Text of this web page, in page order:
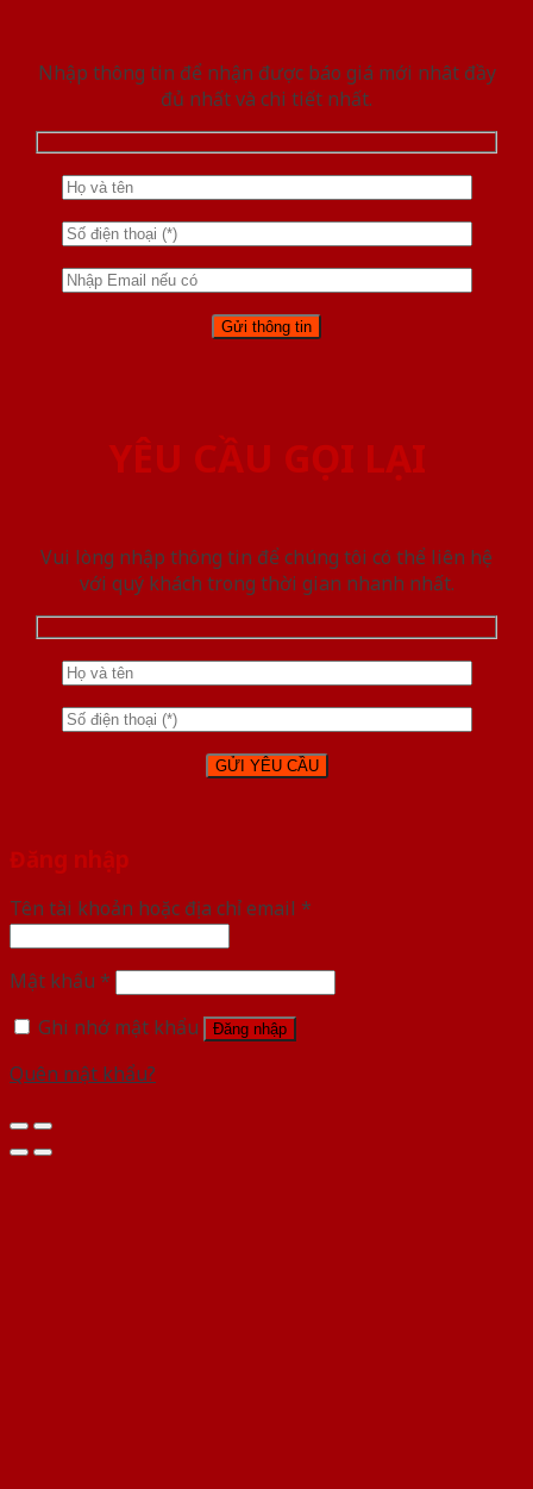
Nhập thông tin để nhận được báo giá mới nhât đầy
đủ nhất và chi tiết nhất.
YÊU CẦU GỌI LẠI
Vui lòng nhập thông tin để chúng tôi có thể liên hệ
với quý khách trong thời gian nhanh nhất.
Đăng nhập
Tên tài khoản hoặc địa chỉ email *
Mật khẩu *
Ghi nhớ mật khẩu
Đăng nhập
Quên mật khẩu?